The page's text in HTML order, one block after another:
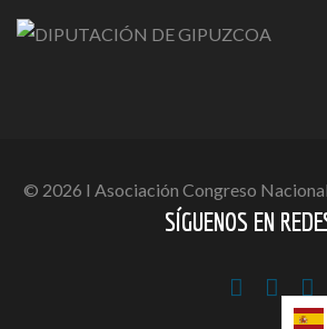
© 2026 I Asociación Congreso
SÍGUENOS EN